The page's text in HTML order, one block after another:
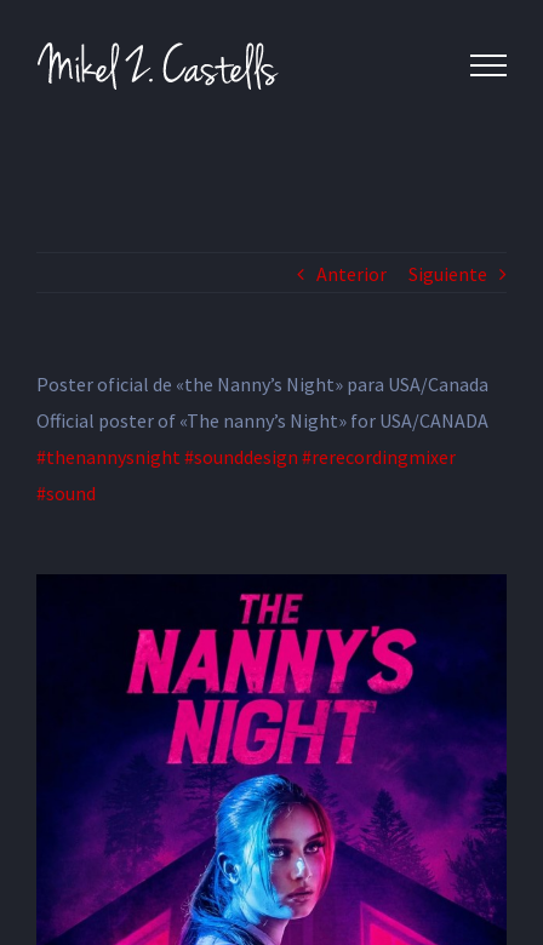
Anterior Siguiente
Poster oficial de «the Nanny’s Night» para USA/Canada
Official poster of «The nanny’s Night» for USA/CANADA
#thenannysnight #sounddesign #rerecordingmixer
#sound